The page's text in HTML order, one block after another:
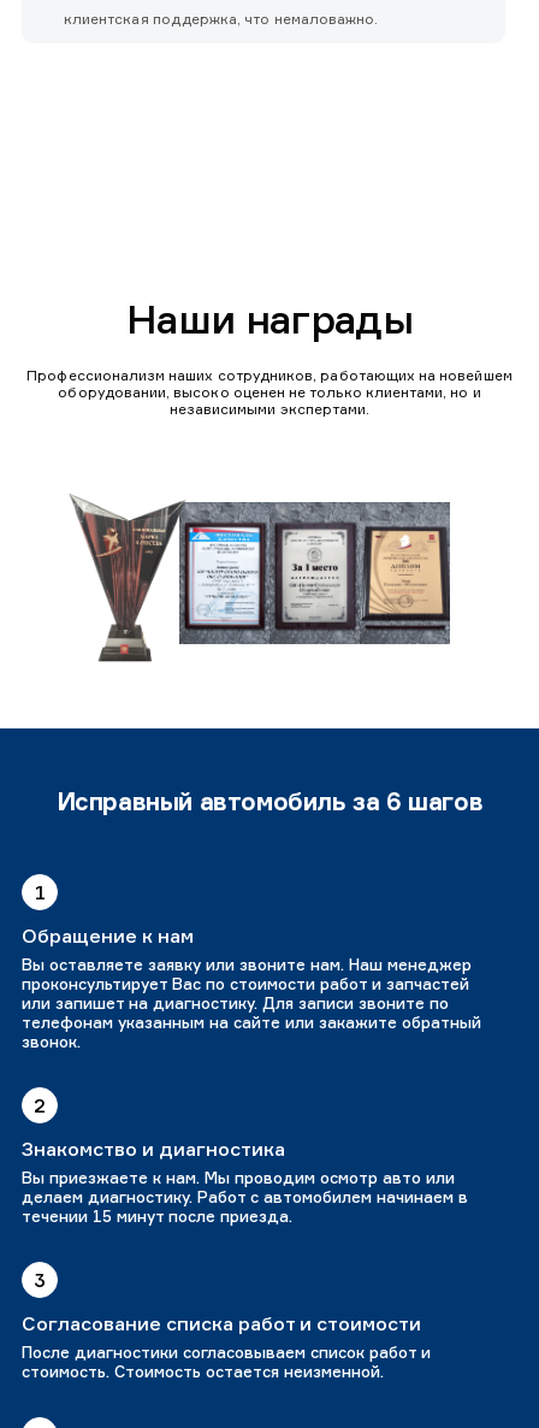
клиентская поддержка, что немаловажно.
Наши награды
Профессионализм наших сотрудников, работающих на новейшем
оборудовании, высоко оценен не только клиентами, но и
независимыми экспертами.
Исправный автомобиль за 6 шагов
1
Обращение к нам
Вы оставляете заявку или звоните нам. Наш менеджер
проконсультирует Вас по стоимости работ и запчастей
или запишет на диагностику. Для записи звоните по
телефонам указанным на сайте или закажите обратный
звонок.
2
Знакомство и диагностика
Вы приезжаете к нам. Мы проводим осмотр авто или
делаем диагностику. Работ с автомобилем начинаем в
течении 15 минут после приезда.
3
Согласование списка работ и стоимости
После диагностики согласовываем список работ и
стоимость. Стоимость остается неизменной.